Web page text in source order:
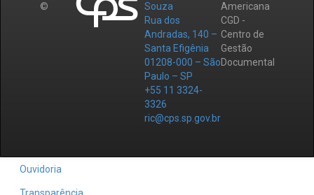
©
Souza
Rua dos
Andradas, 140 –
Santa Efigênia
01208-000 – São
Paulo – SP
+55 11 3324-
3326
ric@cps.sp.gov.br
Americana
CGD -
Centro de
Gestão
Documental
Ouvidoria